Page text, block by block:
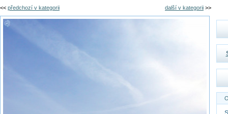
<< předchozí v kategorii další v kategorii >>